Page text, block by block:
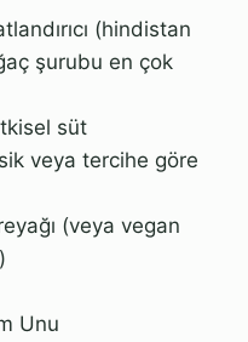
(hindistan
şurubu en çok
süt
veya tercihe göre
(veya vegan
Unu